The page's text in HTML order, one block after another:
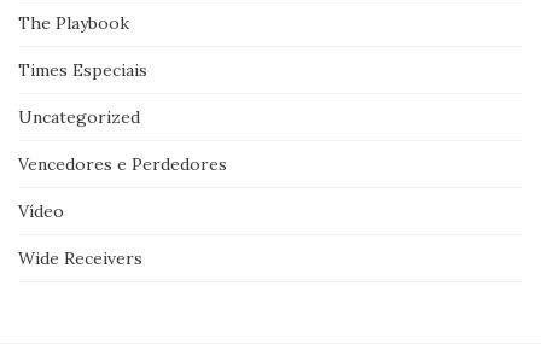
The Playbook
Times Especiais
Uncategorized
Vencedores e Perdedores
Vídeo
Wide Receivers